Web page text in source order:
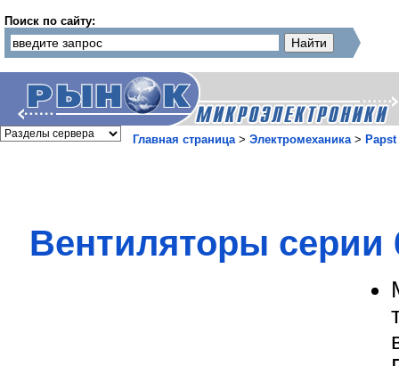
Поиск по сайту:
Главная страница> Электромеханика> Papst
Вентиляторы серии